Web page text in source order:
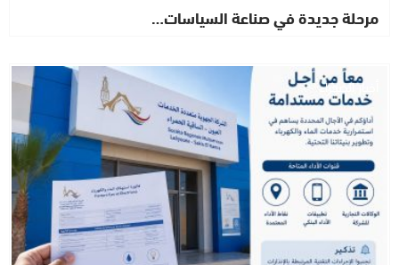
مرحلة جديدة في صناعة السياسات…
أخبار الصحراء